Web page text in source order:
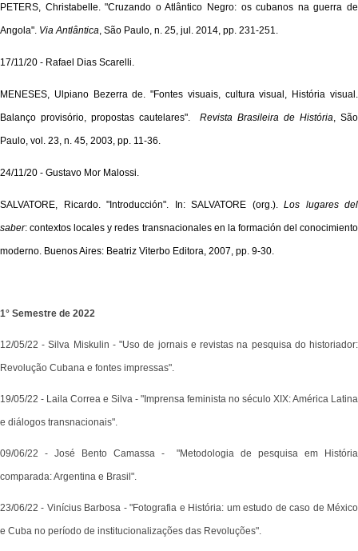
PETERS, Christabelle. "Cruzando o Atlântico Negro: os cubanos na guerra de
Angola". Via Antlântica , São Paulo, n. 25, jul. 2014, pp. 231-251.
17/11/20 - Rafael Dias Scarelli.
MENESES, Ulpiano Bezerra de. "Fontes visuais, cultura visual, História visual.
Balanço provisório, propostas cautelares". Revista Brasileira de História , São
Paulo, vol. 23, n. 45, 2003, pp. 11-36.
24/11/20 - Gustavo Mor Malossi.
SALVATORE, Ricardo. "Introducción". In: SALVATORE (org.). Los lugares del
saber: contextos locales y redes transnacionales en la formación del conocimiento
moderno. Buenos Aires: Beatriz Viterbo Editora, 2007, pp. 9-30.
1° Semestre de 2022
12/05/22 - Silva Miskulin - "Uso de jornais e revistas na pesquisa do historiador:
Revolução Cubana e fontes impressas".
19/05/22 - Laila Correa e Silva - "Imprensa feminista no século XIX: América Latina
e diálogos transnacionais".
09/06/22 - José Bento Camassa - "Metodologia de pesquisa em História
comparada: Argentina e Brasil".
23/06/22 - Vinícius Barbosa - "Fotografia e História: um estudo de caso de México
e Cuba no período de institucionalizações das Revoluções".